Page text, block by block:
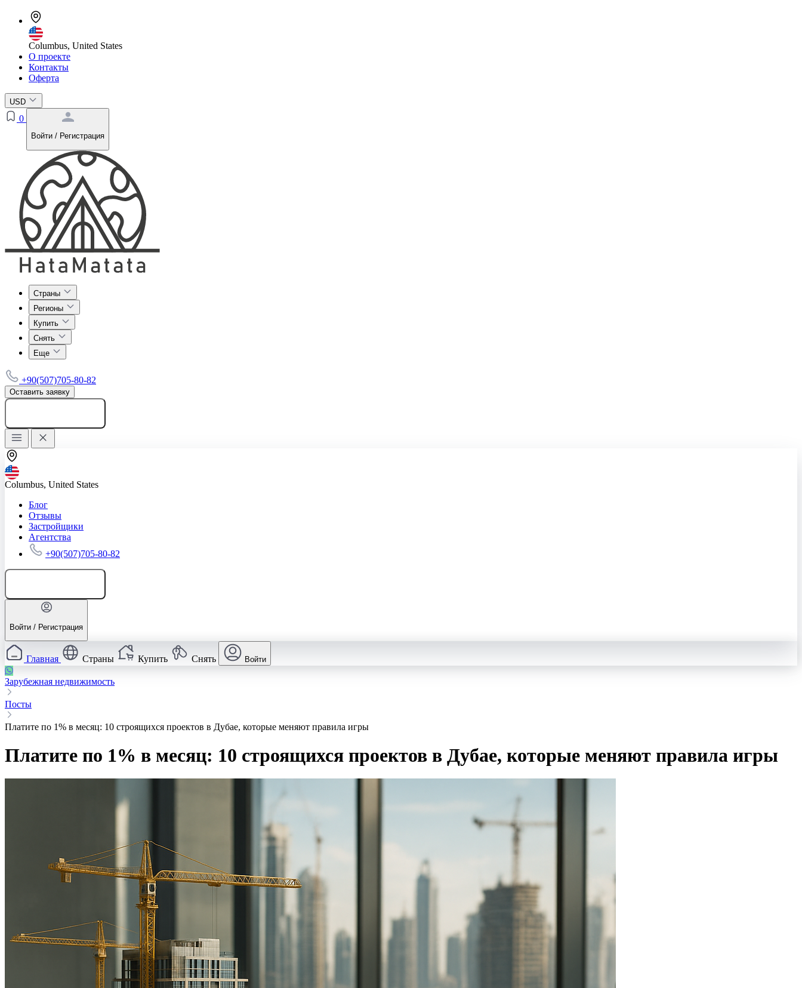
Columbus, United States
О проекте
Контакты
Оферта
USD
0
Войти / Регистрация
Страны
Регионы
Купить
Снять
Еще
+90(507)705-80-82
Оставить заявку
Columbus, United States
Блог
Отзывы
Застройщики
Агентства
+90(507)705-80-82
Войти / Регистрация
Главная Страны Купить Снять Войти
Зарубежная недвижимость
Посты
Платите по 1% в месяц: 10 строящихся проектов в Дубае, которые меняют правила игры
Платите по 1% в месяц: 10 строящихся проектов в Дубае, которые меняют правила игры